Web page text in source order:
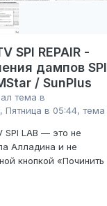
SPI REPAIR -
дампов SPI
/ SunPlus
тема в
, Пятница в 05:44, тема
SPI LAB — это не
Алладина и не
кнопкой «Починить